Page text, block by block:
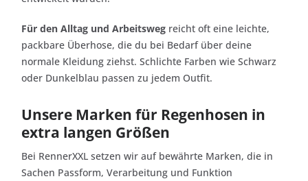
Für den Alltag und Arbeitsweg reicht oft eine leichte,
packbare Überhose, die du bei Bedarf über deine
normale Kleidung ziehst. Schlichte Farben wie Schwarz
oder Dunkelblau passen zu jedem Outfit.
Unsere Marken für Regenhosen in
extra langen Größen
Bei RennerXXL setzen wir auf bewährte Marken, die in
Sachen Passform, Verarbeitung und Funktion